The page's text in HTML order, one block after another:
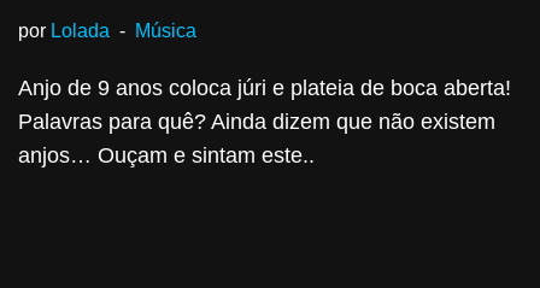
por Lolada Música
Anjo de 9 anos coloca júri e plateia de boca aberta!
Palavras para quê? Ainda dizem que não existem
anjos… Ouçam e sintam este..